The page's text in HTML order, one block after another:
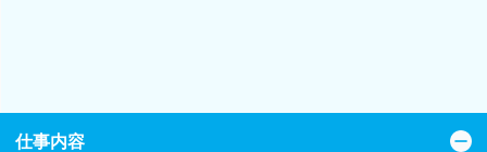
仕事内容